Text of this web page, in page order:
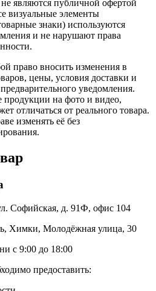
являются публичной офертой
визуальные элементы
знаки) используются
и не нарушают права
право вносить изменения в
цены, условия доставки и
уведомления.
продукции на фото и видео,
отличаться от реального товара.
изменять её без
Софийская, д. 91Ф, офис 104
Химки, Молодёжная улица, 30
с 9:00 до 18:00
предоставить: